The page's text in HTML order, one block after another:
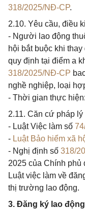
318/2025/NĐ-CP.
2.10. Yêu cầu, điều
- Người lao động
hội bắt buộc khi
quy định tại điểm a
318/2025/NĐ-CP
nghề nghiệp, loại
- Thời gian thực
2.11. Căn cứ pháp
- Luật Việc làm số
- Luật Bảo hiểm xã
- Nghị định số 318/
2025 của Chính phủ
Luật việc làm về
thị trường lao động.
3. Đăng ký lao